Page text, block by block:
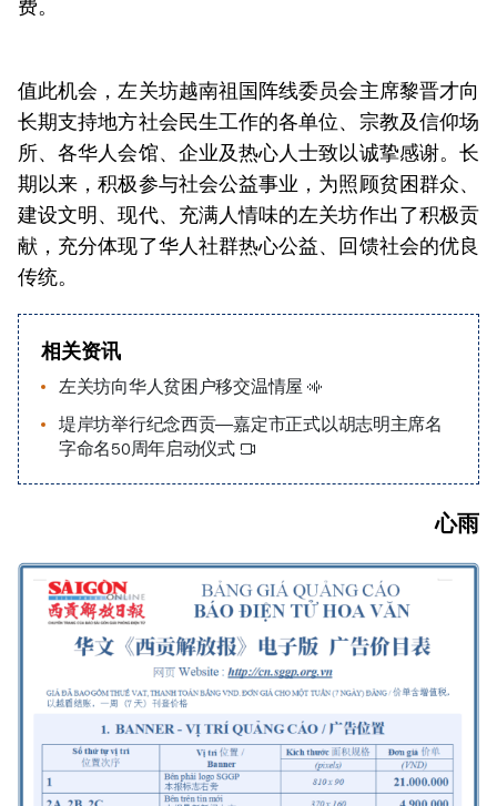
值此机会，左关坊越南祖国阵线委员会主席黎晋才向
长期支持地方社会民生工作的各单位、宗教及信仰场
所、各华人会馆、企业及热心人士致以诚挚感谢。长
期以来，积极参与社会公益事业，为照顾贫困群众、
建设文明、现代、充满人情味的左关坊作出了积极贡
献，充分体现了华人社群热心公益、回馈社会的优良
传统。
相关资讯
左关坊向华人贫困户移交温情屋
堤岸坊举行纪念西贡—嘉定市正式以胡志明主席名
字命名50周年启动仪式
心雨